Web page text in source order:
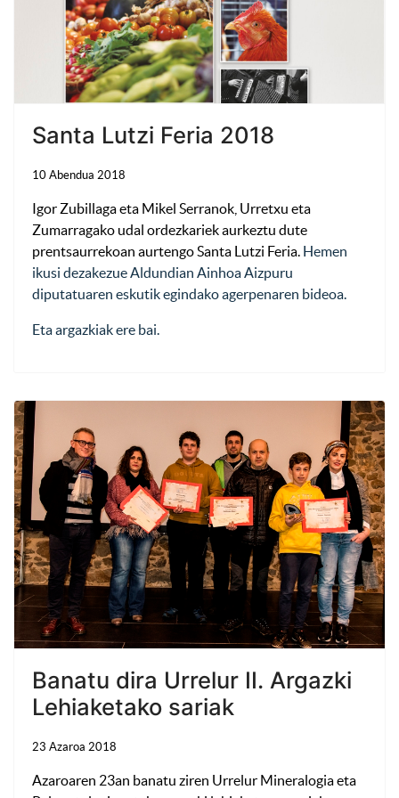
Santa Lutzi Feria 2018
10 Abendua 2018
Igor Zubillaga eta Mikel Serranok, Urretxu eta
Zumarragako udal ordezkariek aurkeztu dute
prentsaurrekoan aurtengo Santa Lutzi Feria. Hemen
ikusi dezakezue Aldundian Ainhoa Aizpuru
diputatuaren eskutik egindako agerpenaren bideoa.
Eta argazkiak ere bai.
Banatu dira Urrelur II. Argazki
Lehiaketako sariak
23 Azaroa 2018
Azaroaren 23an banatu ziren Urrelur Mineralogia eta